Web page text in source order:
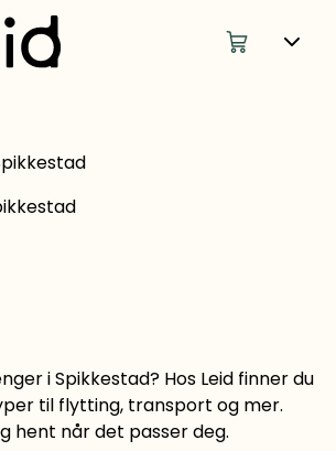
i Spikkestad? Hos Leid finner du
til flytting, transport og mer.
hent når det passer deg.